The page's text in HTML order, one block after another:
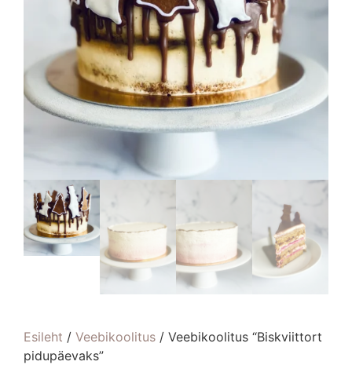
Esileht / Veebikoolitus / Veebikoolitus “Biskviittort
pidupäevaks”